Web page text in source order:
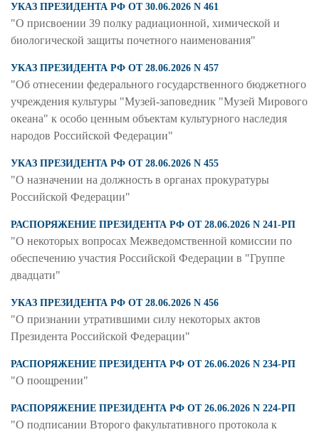
УКАЗ ПРЕЗИДЕНТА РФ ОТ 30.06.2026 N 461
"О присвоении 39 полку радиационной, химической и
биологической защиты почетного наименования"
УКАЗ ПРЕЗИДЕНТА РФ ОТ 28.06.2026 N 457
"Об отнесении федерального государственного бюджетного
учреждения культуры "Музей-заповедник "Музей Мирового
океана" к особо ценным объектам культурного наследия
народов Российской Федерации"
УКАЗ ПРЕЗИДЕНТА РФ ОТ 28.06.2026 N 455
"О назначении на должность в органах прокуратуры
Российской Федерации"
РАСПОРЯЖЕНИЕ ПРЕЗИДЕНТА РФ ОТ 28.06.2026 N 241-РП
"О некоторых вопросах Межведомственной комиссии по
обеспечению участия Российской Федерации в "Группе
двадцати"
УКАЗ ПРЕЗИДЕНТА РФ ОТ 28.06.2026 N 456
"О признании утратившими силу некоторых актов
Президента Российской Федерации"
РАСПОРЯЖЕНИЕ ПРЕЗИДЕНТА РФ ОТ 26.06.2026 N 234-РП
"О поощрении"
РАСПОРЯЖЕНИЕ ПРЕЗИДЕНТА РФ ОТ 26.06.2026 N 224-РП
"О подписании Второго факультативного протокола к